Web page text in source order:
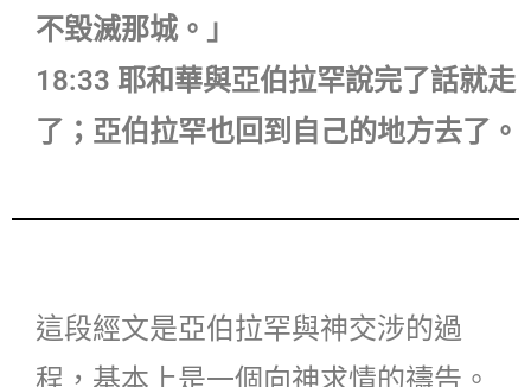
不毀滅那城。」
18:33 耶和華與亞伯拉罕說完了話就走
了；亞伯拉罕也回到自己的地方去了。
這段經文是亞伯拉罕與神交涉的過